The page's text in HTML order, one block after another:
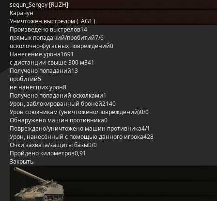
segun_Sergey [RUZH]
Карачун
Уничтожен выстрелом (_AGI_)
Произведено выстрелов14
прямых попаданий/пробитий7/6
осколочно-фугасных повреждений0
Нанесение урона1691
с дистанции свыше 300 м341
Получено попаданий13
пробитий5
не нанёсших урон8
Получено попаданий осколками1
Урон, заблокированный бронёй2140
Урон союзникам (уничтожено/повреждений)0/0
Обнаружено машин противника0
Повреждено/уничтожено машин противника4/1
Урон, нанесённый с помощью данного игрока428
Очки захвата/защиты базы0/0
Пройдено километров0,91
Закрыть